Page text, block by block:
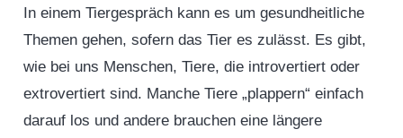
In einem Tiergespräch kann es um gesundheitliche
Themen gehen, sofern das Tier es zulässt. Es gibt,
wie bei uns Menschen, Tiere, die introvertiert oder
extrovertiert sind. Manche Tiere „plappern“ einfach
darauf los und andere brauchen eine längere